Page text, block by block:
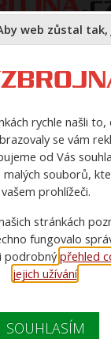
Krém hydrofobní na
e-
zboží?
nejkratším čase
na obuv
rychle našli
se vám
od Vás
souborů,
vašem prohlížeči.
stránkách
fungovalo
podrobnýpřehled
jejich užívání.
SOUHLASÍM